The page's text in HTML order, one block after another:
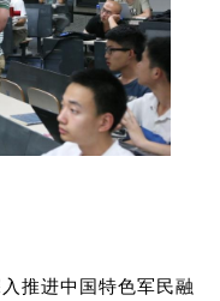
推进中国特色军民融